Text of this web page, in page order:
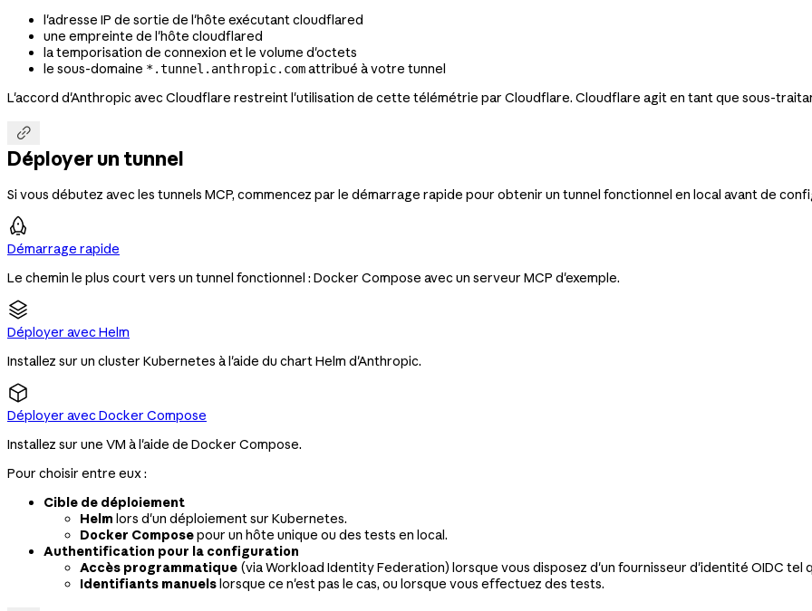
l'adresse IP de sortie de l'hôte exécutant cloudflared
une empreinte de l'hôte cloudflared
la temporisation de connexion et le volume d'octets
le sous-domaine *.tunnel.anthropic.comattribué à votre tunnel
L'accord d'Anthropic avec Cloudflare restreint l'utilisation de cette télémétrie par Cloudflare. Cloudflare agit en tant que sous-

Déployer un tunnel
Si vous débutez avec les tunnels MCP, commencez par le démarrage rapide pour obtenir un tunnel fonctionnel en local avant de
Démarrage rapide
Le chemin le plus court vers un tunnel fonctionnel : Docker Compose avec un serveur MCP d'exemple.
Déployer avec Helm
Installez sur un cluster Kubernetes à l'aide du chart Helm d'Anthropic.
Déployer avec Docker Compose
Installez sur une VM à l'aide de Docker Compose.
Pour choisir entre eux :
Cible de déploiement
Helm lors d'un déploiement sur Kubernetes.
Docker Composepour un hôte unique ou des tests en local.
Authentification pour la configuration
Accès programmatique (via Workload Identity Federation) lorsque vous disposez d'un fournisseur d'identité OIDC tel
Identifiants manuelslorsque ce n'est pas le cas, ou lorsque vous effectuez des tests.